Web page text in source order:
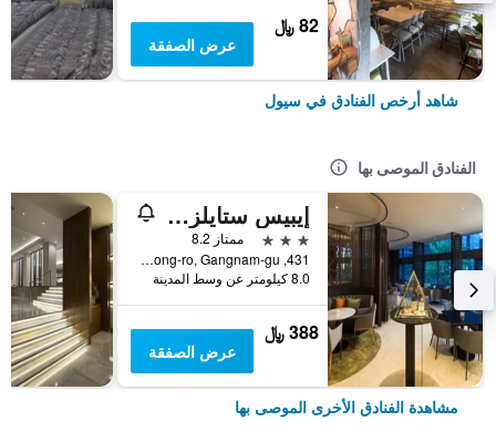
82 ﷼
عرض الصفقة
شاهد أرخص الفنادق في سيول
الفنادق الموصى بها
إيبيس ستايلز أمباسادور سيول غانغنام
3 نجوم
ممتاز 8.2
431, Samseong-ro, Gangnam-gu, سيول, كوريا الجنوبية
8.0 كيلومتر عن وسط المدينة
388 ﷼
عرض الصفقة
مشاهدة الفنادق الأخرى الموصى بها